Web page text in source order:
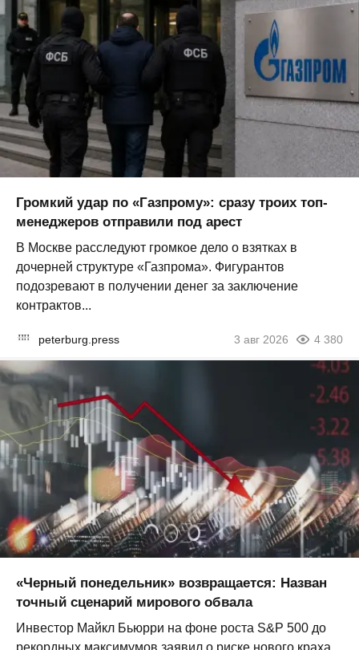
Громкий удар по «Газпрому»: сразу троих топ-
менеджеров отправили под арест
В Москве расследуют громкое дело о взятках в
дочерней структуре «Газпрома». Фигурантов
подозревают в получении денег за заключение
контрактов...
peterburg.press 3 авг 2026 4 380
«Черный понедельник» возвращается: Назван
точный сценарий мирового обвала
Инвестор Майкл Бьюрри на фоне роста S&P 500 до